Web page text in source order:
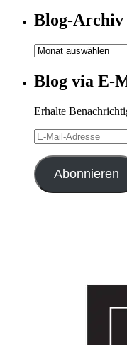
Blog-Archiv
Blog-
Blog via E-
Erhalte
E-
Mail-
Adresse
Abonnieren